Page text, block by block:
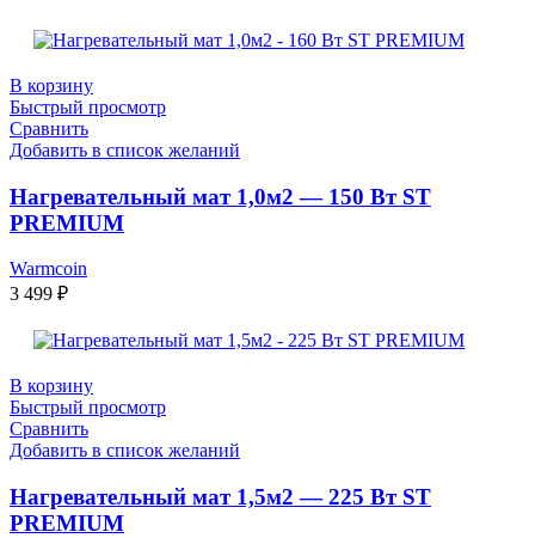
В корзину
Быстрый просмотр
Сравнить
Добавить в список желаний
Нагревательный мат 1,0м2 — 150 Вт ST
PREMIUM
Warmcoin
3 499 ₽
В корзину
Быстрый просмотр
Сравнить
Добавить в список желаний
Нагревательный мат 1,5м2 — 225 Вт ST
PREMIUM